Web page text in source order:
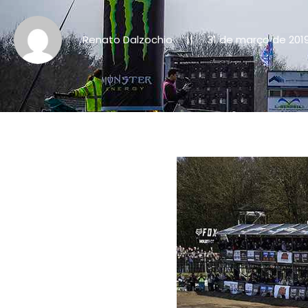
Renato Dalzochio || 31 de março de